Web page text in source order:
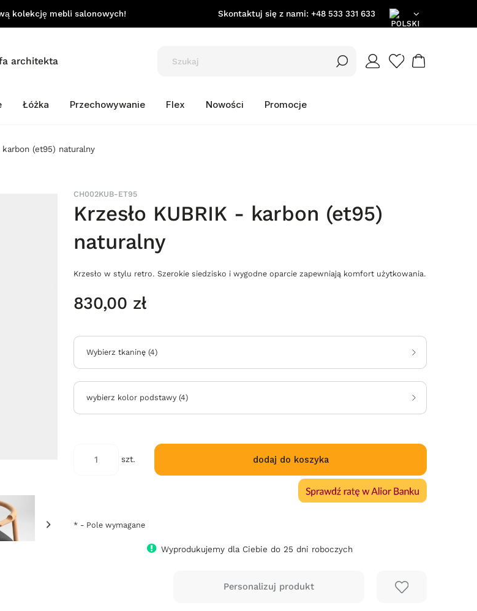
EN
PL
kolekcję mebli salonowych! Skontaktuj się z nami: +48 533 331 633
architekta
Łóżka Przechowywanie Flex Nowości Promocje
karbon (et95) naturalny
CH002KUB-ET95
Krzesło KUBRIK - karbon (et95)
naturalny
Krzesło w stylu retro. Szerokie siedzisko i wygodne oparcie zapewniają komfort użytkowania.
830,00 zł
Wybierz tkaninę (4)
wybierz kolor podstawy (4)
koloru: szt. dodaj do koszyka
*- Pole wymagane
Wyprodukujemy dla Ciebie do 25 dni roboczych